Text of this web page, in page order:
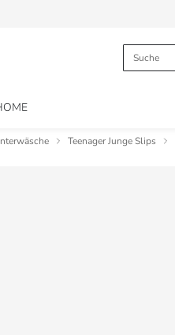
Teenager Junge Slips